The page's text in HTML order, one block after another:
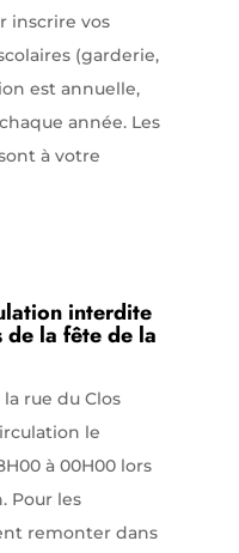
inscrire vos
(garderie,
est annuelle,
année. Les
à votre
interdite
la fête de la
rue du Clos
le
à 00H00 lors
Pour les
remonter dans